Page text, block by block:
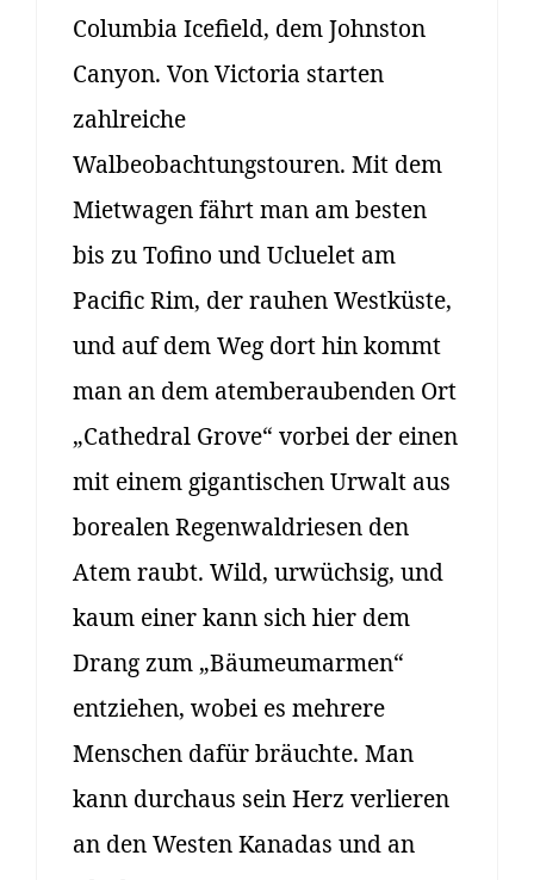
Columbia Icefield, dem Johnston
Canyon. Von Victoria starten
zahlreiche
Walbeobachtungstouren. Mit dem
Mietwagen fährt man am besten
bis zu Tofino und Ucluelet am
Pacific Rim, der rauhen Westküste,
und auf dem Weg dort hin kommt
man an dem atemberaubenden Ort
„Cathedral Grove“ vorbei der einen
mit einem gigantischen Urwalt aus
borealen Regenwaldriesen den
Atem raubt. Wild, urwüchsig, und
kaum einer kann sich hier dem
Drang zum „Bäumeumarmen“
entziehen, wobei es mehrere
Menschen dafür bräuchte. Man
kann durchaus sein Herz verlieren
an den Westen Kanadas und an